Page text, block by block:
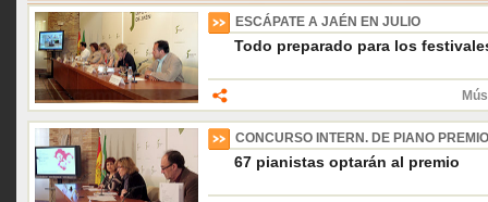
ESCÁPATE A JAÉN EN JULIO
Todo preparado para los
CONCURSO INTERN. DE PIANO
67 pianistas optarán al premio